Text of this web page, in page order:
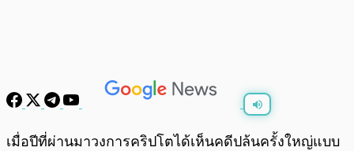
พร้อมเล่น 0:00/ 0:00
เมื่อปีที่ผ่านมาวงการคริปโตได้เห็นคดีปล้นครั้งใหญ่แบบ